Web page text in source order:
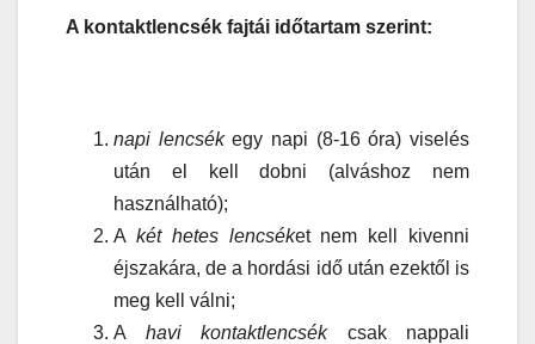
A kontaktlencsék fajtái időtartam szerint:
napi lencsékegy napi (8-16 óra) viselés
után el kell dobni (alváshoz nem
használható);
A két hetes lencséket nem kell kivenni
éjszakára, de a hordási idő után ezektől is
meg kell válni;
A havi kontaktlencsékcsak nappali